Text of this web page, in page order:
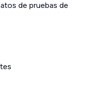
de pruebas de